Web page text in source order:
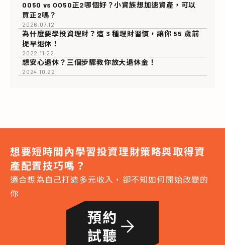
0050 vs 0050正2哪個好？小資族想加速資產，可以
買正2嗎？
2026.07.12
為什麼要學投資理財？這 3 種理財習慣，讓你 55 歲前
提早退休！
2022.11.22
想安心退休？三個步驟教你放大退休金！
2024.10.22
想要短時間內學習投資理財策略與取得資
產配置技巧嗎？
適合想為自己打造多元收入，卻不知如何開始改變的
你
預約
試聽